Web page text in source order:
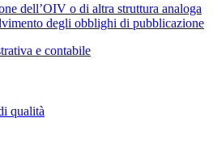
dell’OIV o di altra struttura analoga
degli obblighi di pubblicazione
e contabile
qualità